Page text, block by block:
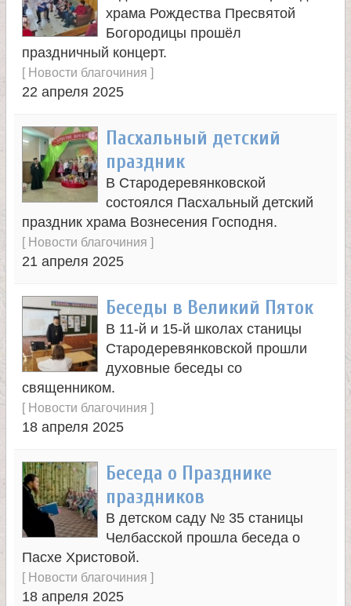
в
к
о
й
храма Рождества Пресвятой
Богородицы прошёл
праздничный концерт.
[ Новости благочиния ]
22 апреля 2025
Пасхальный детский
праздник
В Стародеревянковской
состоялся Пасхальный детский
праздник храма Вознесения Господня.
[ Новости благочиния ]
21 апреля 2025
Беседы в Великий Пяток
В 11-й и 15-й школах станицы
Стародеревянковской прошли
духовные беседы со
священником.
[ Новости благочиния ]
18 апреля 2025
Беседа о Празднике
праздников
В детском саду № 35 станицы
Челбасской прошла беседа о
Пасхе Христовой.
[ Новости благочиния ]
18 апреля 2025